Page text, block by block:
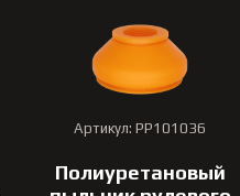
Артикул: PP101036
Полиуретановый